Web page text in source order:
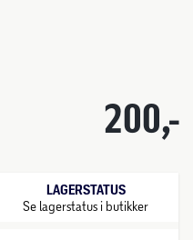
200,-
LAGERSTATUS
Se lagerstatus i butikker